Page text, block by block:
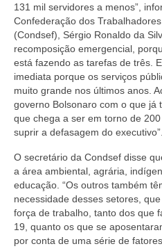
131 mil servidores a menos”,
Confederação dos
(Condsef), Sérgio Ronaldo da
recomposição emergencial,
está fazendo as tarefas de três.
imediata porque os serviços
muito grande nos últimos anos.
governo Bolsonaro com o que já
que chega a ser em torno de
suprir a defasagem do executivo”.
O secretário da Condsef disse
a área ambiental, agrária,
educação. “Os outros também
necessidade desses setores,
força de trabalho, tanto dos que
19, quanto os que se
por conta de uma série de